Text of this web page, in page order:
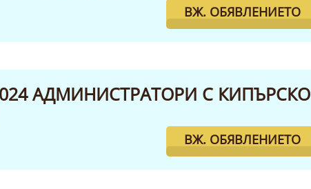
ВЖ. ОБЯВЛЕНИЕТО
АДМИНИСТРАТОРИ С КИПЪРСКО
ВЖ. ОБЯВЛЕНИЕТО